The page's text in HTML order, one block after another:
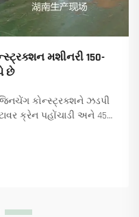
મશીનરી 150-
છે
જિનચેંગ કોન્સ્ટ્રક્શને ઝડપી
ક્રેન પહોંચાડી અને 45+